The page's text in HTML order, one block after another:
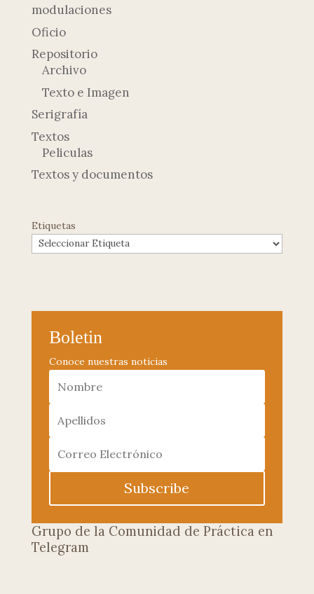
modulaciones
Oficio
Repositorio
Archivo
Texto e Imagen
Serigrafía
Textos
Peliculas
Textos y documentos
Etiquetas
Boletin
Conoce nuestras noticias
Subscribe
Grupo de la Comunidad de Práctica en
Telegram